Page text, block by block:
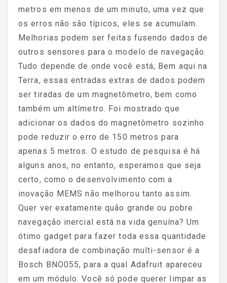
metros em menos de um minuto, uma vez que
os erros não são típicos, eles se acumulam.
Melhorias podem ser feitas fusendo dados de
outros sensores para o modelo de navegação.
Tudo depende de onde você está; Bem aqui na
Terra, essas entradas extras de dados podem
ser tiradas de um magnetômetro, bem como
também um altímetro. Foi mostrado que
adicionar os dados do magnetômetro sozinho
pode reduzir o erro de 150 metros para
apenas 5 metros. O estudo de pesquisa é há
alguns anos, no entanto, esperamos que seja
certo, como o desenvolvimento com a
inovação MEMS não melhorou tanto assim.
Quer ver exatamente quão grande ou pobre
navegação inercial está na vida genuína? Um
ótimo gadget para fazer toda essa quantidade
desafiadora de combinação multi-sensor é a
Bosch BNO055, para a qual Adafruit apareceu
em um módulo. Você só pode querer limpar as